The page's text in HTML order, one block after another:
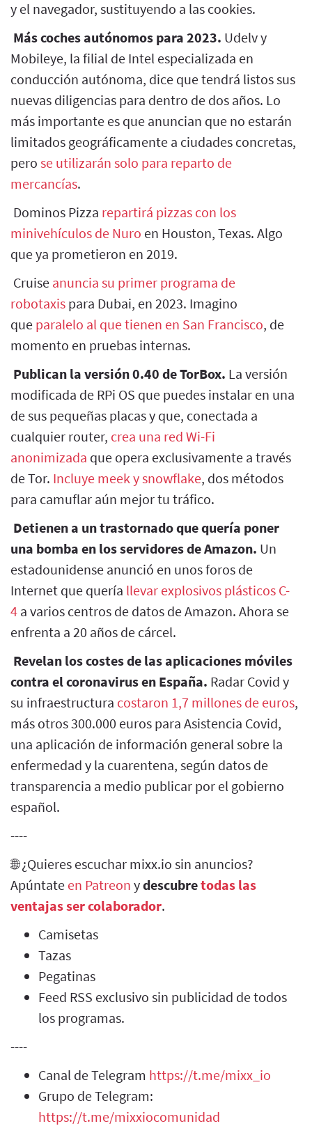
y el navegador, sustituyendo a las cookies.
Más coches autónomos para 2023. Udelv y
Mobileye, la filial de Intel especializada en
conducción autónoma, dice que tendrá listos sus
nuevas diligencias para dentro de dos años. Lo
más importante es que anuncian que no estarán
limitados geográficamente a ciudades concretas,
pero se utilizarán solo para reparto de
mercancías.
Dominos Pizza repartirá pizzas con los
minivehículos de Nuro en Houston, Texas. Algo
que ya prometieron en 2019.
Cruise anuncia su primer programa de
robotaxis para Dubai, en 2023. Imagino
que paralelo al que tienen en San Francisco, de
momento en pruebas internas.
Publican la versión 0.40 de TorBox. La versión
modificada de RPi OS que puedes instalar en una
de sus pequeñas placas y que, conectada a
cualquier router, crea una red Wi-Fi
anonimizada que opera exclusivamente a través
de Tor. Incluye meek y snowflake, dos métodos
para camuflar aún mejor tu tráfico.
Detienen a un trastornado que quería poner
una bomba en los servidores de Amazon. Un
estadounidense anunció en unos foros de
Internet que quería llevar explosivos plásticos C-
4 a varios centros de datos de Amazon. Ahora se
enfrenta a 20 años de cárcel.
Revelan los costes de las aplicaciones móviles
contra el coronavirus en España. Radar Covid y
su infraestructura costaron 1,7 millones de euros,
más otros 300.000 euros para Asistencia Covid,
una aplicación de información general sobre la
enfermedad y la cuarentena, según datos de
transparencia a medio publicar por el gobierno
español.
----
🌐 ¿Quieres escuchar mixx.io sin anuncios?
Apúntate en Patreon ydescubretodas las
ventajas ser colaborador.
Camisetas
Tazas
Pegatinas
Feed RSS exclusivo sin publicidad de todos
los programas.
----
Canal de Telegram https://t.me/mixx_io
Grupo de Telegram:
https://t.me/mixxiocomunidad